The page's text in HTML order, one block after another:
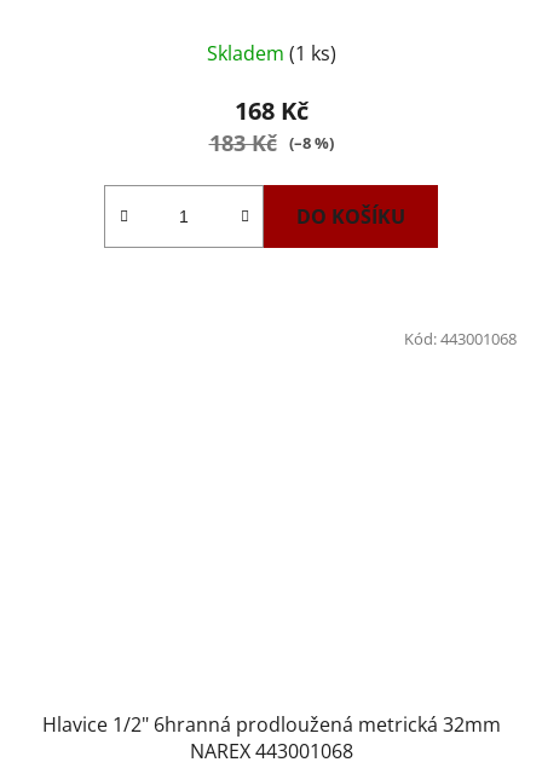
Skladem (1 ks)
168 Kč
183 Kč (–8 %)
DO KOŠÍKU
Hlavice 1/2" 6hranná prodloužená metrická 32mm
NAREX 443001068
Kód:443001068